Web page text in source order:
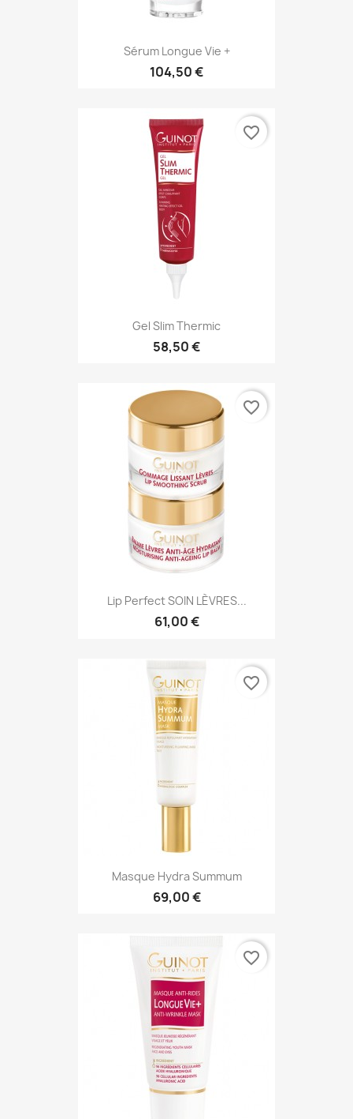
Sérum Longue Vie +
104,50 €
Gel Slim Thermic
58,50 €
favorite_border
Lip Perfect SOIN LÈVRES...
61,00 €
favorite_border
Masque Hydra Summum
69,00 €
favorite_border
favorite_border